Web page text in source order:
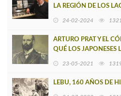
LA REGIÓN DE LOS
24-02-2024
ARTURO PRAT Y EL
QUÉ LOS JAPONESES
23-05-2021
LEBU, 160 AÑOS DE